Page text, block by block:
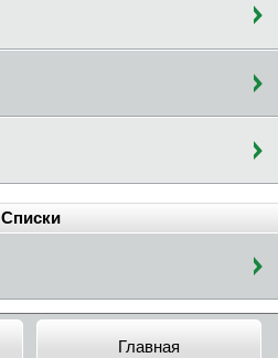
Списки
Главная